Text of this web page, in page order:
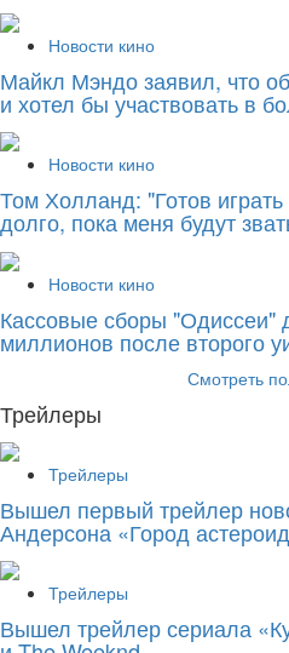
Новости кино
Майкл Мэндо заявил, что
и хотел бы участвовать в
Новости кино
Том Холланд: "Готов
долго, пока меня будут
Новости кино
Кассовые сборы "Одиссеи"
миллионов после второго
Смотреть
Трейлеры
Трейлеры
Вышел первый трейлер
Андерсона «Город
Трейлеры
Вышел трейлер сериала